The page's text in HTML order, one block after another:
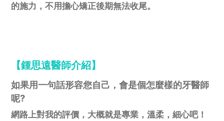
的施力，不用擔心矯正後期無法收尾。
【鍾思遠醫師介紹】
如果用一句話形容您自己，會是個怎麼樣的牙醫師
呢?
網路上對我的評價，大概就是專業，溫柔，細心吧！